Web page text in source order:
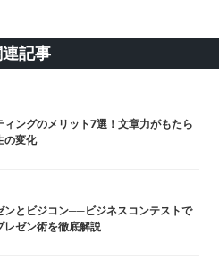
連記事
ィングのメリット7選！文章力がもたら
の変化
ンとビジコン──ビジネスコンテストで
レゼン術を徹底解説